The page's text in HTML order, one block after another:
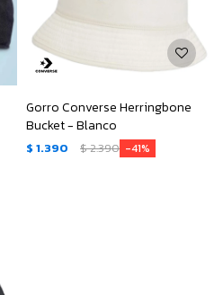
Gorro Converse Herringbone
Bucket - Blanco
$ 1.390 $2.390 41